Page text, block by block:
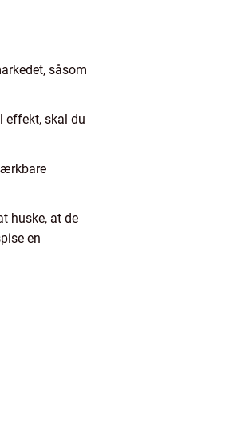
såsom
effekt, skal du
huske, at de
en